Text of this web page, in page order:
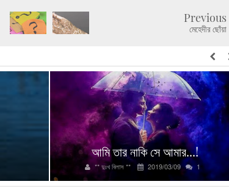
Previous
মেহেদীর ছোঁয়া
আমি তার নাকি সে আমার...!
** দুঃখ বিলাস ** 2019/03/09 1